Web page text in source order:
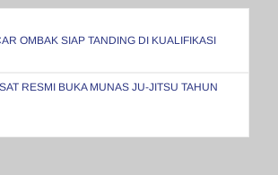
OMBAK SIAP TANDING DI KUALIFIKASI
RESMI BUKA MUNAS JU-JITSU TAHUN